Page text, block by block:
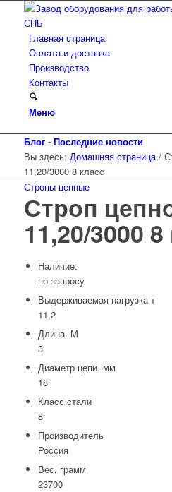
Главная страница
Оплата и доставка
Производство
Контакты
Меню
Блог - Последние новости
Вы здесь: Домашняя страница /
11,20/3000 8 класс
Стропы цепные
Строп
11,20/3000
Наличие:
по запросу
Выдерживаемая нагрузка т
11,2
Длина. М
3
Диаметр цепи. мм
18
Класс стали
8
Производитель
Россия
Вес, грамм
23700